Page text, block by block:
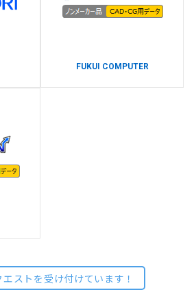
FUKUI COMPUTER
エストを受け付けています！